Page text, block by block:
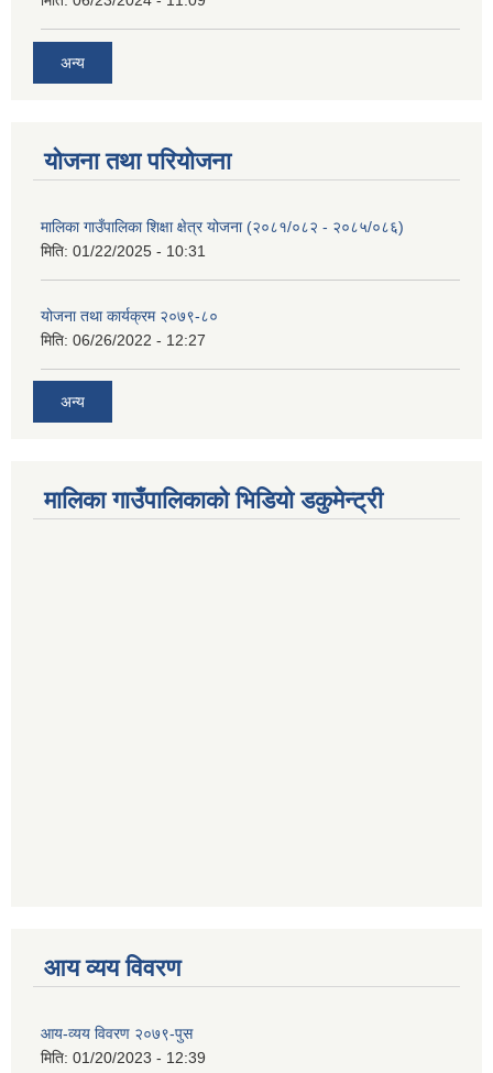
अन्य
योजना तथा परियोजना
मालिका गाउँपालिका शिक्षा क्षेत्र योजना (२०८१/०८२ - २०८५/०८६)
मिति: 01/22/2025 - 10:31
योजना तथा कार्यक्रम २०७९-८०
मिति: 06/26/2022 - 12:27
अन्य
मालिका गाउँपालिकाको भिडियो डकुमेन्ट्री
आय व्यय विवरण
आय-व्यय विवरण २०७९-पुस
मिति: 01/20/2023 - 12:39